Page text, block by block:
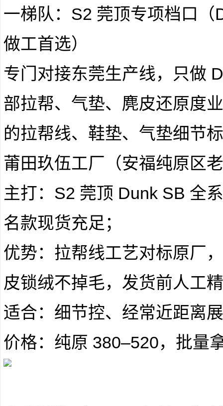
一梯队：S2 莞顶专项档口
做工首选）
专门对接东莞生产线，只做
部拉帮、气垫、麂皮还原度
的拉帮线、鞋垫、气垫细节
莆田玖伍工厂（安福纯原区
主打：S2 莞顶 Dunk SB 全
名款现货充足；
优势：拉帮线工艺对标原厂
皮锁绒不掉毛，发货前人工
适合：细节控、经常近距离
价格：纯原 380–520，批量